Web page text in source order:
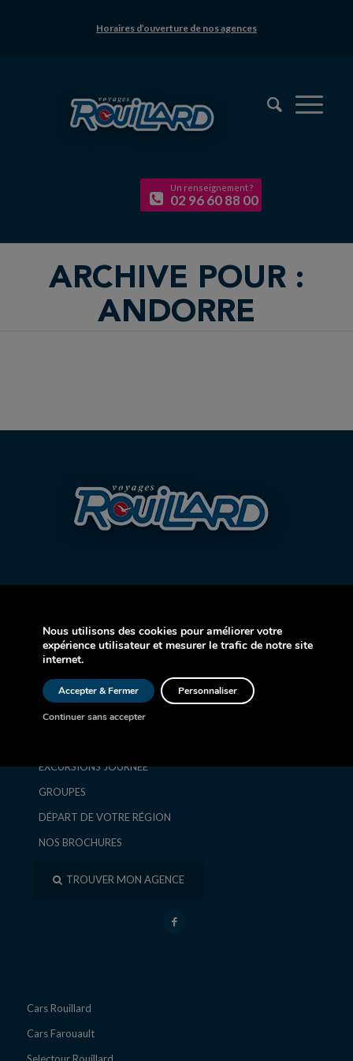
Horaires d’ouverture de nos agences
Un renseignement ?
02 96 60 88 00
ARCHIVE POUR :
ANDORRE
AVION
CROISIÈRE
AUTOCAR
SÉJOURS ET CIRCUITS
EXCURSIONS JOURNÉE
GROUPES
DÉPART DE VOTRE RÉGION
NOS BROCHURES
TROUVER MON AGENCE
Cars Rouillard
Cars Farouault
Selectour Rouillard
Nous utilisons des cookies pour améliorer votre
expérience utilisateur et mesurer le trafic de notre site
internet.
Accepter & Fermer
Continuer sans accepter
Personnaliser